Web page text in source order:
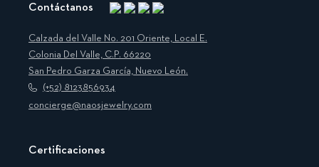
Contáctanos
Instagram
Facebook
Translation
missing:
es.general.social.links.linkedin
Pinterest
Calzada del Valle No. 201 Oriente, Local E.
Colonia Del Valle, C.P. 66220
San Pedro Garza García, Nuevo León.
(+52) 8123856934
concierge@naosjewelry.com
Certificaciones